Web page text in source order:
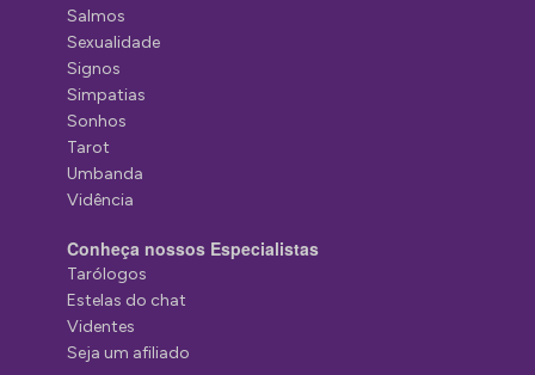
Salmos
Sexualidade
Signos
Simpatias
Sonhos
Tarot
Umbanda
Vidência
Conheça nossos Especialistas
Tarólogos
Estelas do chat
Videntes
Seja um afiliado